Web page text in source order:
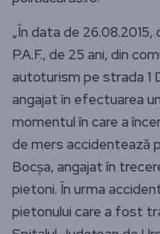
„În data de
P.A.F., de 25 ani, din
autoturism pe strada 1
angajat în efectuarea
momentul în care a
de mers accidentează
Bocşa, angajat în
pietoni. În urma
pietonului care a fost